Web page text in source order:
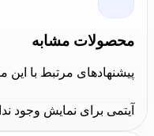
مراجعه کنید. این ابزار
کالیبراسیون مطابق با
350-50 نیوتن مدل 7014350
محصولات مشابه
پیشنهادهای مرتبط با
آیتمی برای نمایش وجود